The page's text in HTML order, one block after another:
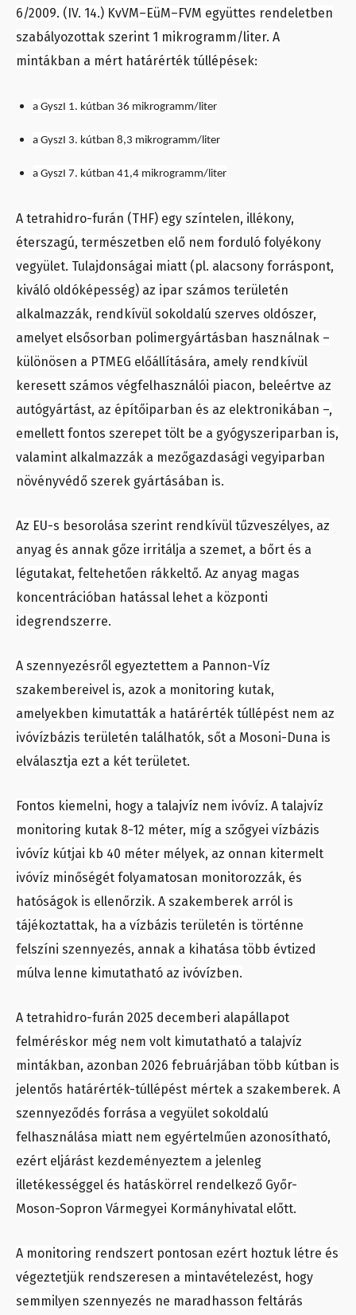
6/2009. (IV. 14.) KvVM–EüM–FVM együttes rendeletben
szabályozottak szerint 1 mikrogramm/liter. A
mintákban a mért határérték túllépések:
a GyszI 1. kútban 36 mikrogramm/liter
a GyszI 3. kútban 8,3 mikrogramm/liter
a GyszI 7. kútban 41,4 mikrogramm/liter
A tetrahidro-furán (THF) egy színtelen, illékony,
éterszagú, természetben elő nem forduló folyékony
vegyület. Tulajdonságai miatt (pl. alacsony forráspont,
kiváló oldóképesség) az ipar számos területén
alkalmazzák, rendkívül sokoldalú szerves oldószer,
amelyet elsősorban polimergyártásban használnak –
különösen a PTMEG előállítására, amely rendkívül
keresett számos végfelhasználói piacon, beleértve az
autógyártást, az építőiparban és az elektronikában –,
emellett fontos szerepet tölt be a gyógyszeriparban is,
valamint alkalmazzák a mezőgazdasági vegyiparban
növényvédő szerek gyártásában is.
Az EU-s besorolása szerint rendkívül tűzveszélyes, az
anyag és annak gőze irritálja a szemet, a bőrt és a
légutakat, feltehetően rákkeltő. Az anyag magas
koncentrációban hatással lehet a központi
idegrendszerre.
A szennyezésről egyeztettem a Pannon-Víz
szakembereivel is, azok a monitoring kutak,
amelyekben kimutatták a határérték túllépést nem az
ivóvízbázis területén találhatók, sőt a Mosoni-Duna is
elválasztja ezt a két területet.
Fontos kiemelni, hogy a talajvíz nem ivóvíz. A talajvíz
monitoring kutak 8-12 méter, míg a szőgyei vízbázis
ivóvíz kútjai kb 40 méter mélyek, az onnan kitermelt
ivóvíz minőségét folyamatosan monitorozzák, és
hatóságok is ellenőrzik. A szakemberek arról is
tájékoztattak, ha a vízbázis területén is történne
felszíni szennyezés, annak a kihatása több évtized
múlva lenne kimutatható az ivóvízben.
A tetrahidro-furán 2025 decemberi alapállapot
felméréskor még nem volt kimutatható a talajvíz
mintákban, azonban 2026 februárjában több kútban is
jelentős határérték-túllépést mértek a szakemberek. A
szennyeződés forrása a vegyület sokoldalú
felhasználása miatt nem egyértelműen azonosítható,
ezért eljárást kezdeményeztem a jelenleg
illetékességgel és hatáskörrel rendelkező Győr-
Moson-Sopron Vármegyei Kormányhivatal előtt.
A monitoring rendszert pontosan ezért hoztuk létre és
végeztetjük rendszeresen a mintavételezést, hogy
semmilyen szennyezés ne maradhasson feltárás